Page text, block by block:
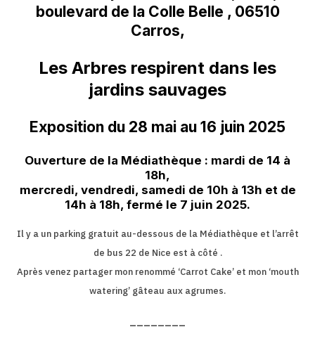
boulevard de la Colle Belle , 06510
Carros,
Les Arbres respirent dans les
jardins sauvages
Exposition du 28 mai au 16 juin 2025
Ouverture de la Médiathèque : mardi de 14 à
18h,
mercredi, vendredi, samedi de 10h à 13h et de
14h à 18h, fermé le 7 juin 2025.
Il y a un parking gratuit au-dessous de la Médiathèque et l’arrêt
de bus 22 de Nice est à côté .
Après venez partager mon renommé ‘Carrot Cake’ et mon ‘mouth
watering’ gâteau aux agrumes.